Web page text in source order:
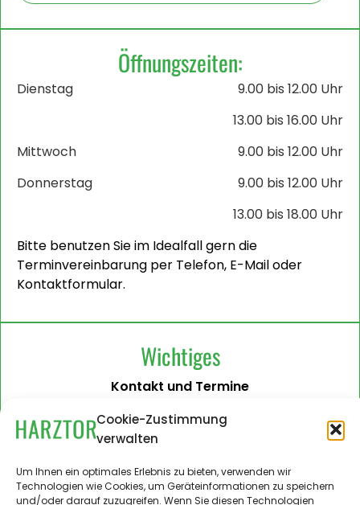
Cookie-Zustimmung
verwalten
Um Ihnen ein optimales Erlebnis zu bieten, verwenden wir
Technologien wie Cookies, um Geräteinformationen zu speichern
und/oder darauf zuzugreifen. Wenn Sie diesen Technologien
Öffnungszeiten:
Dienstag
9.00 bis 12.00 Uhr
13.00 bis 16.00 Uhr
Mittwoch
9.00 bis 12.00 Uhr
Donnerstag
9.00 bis 12.00 Uhr
13.00 bis 18.00 Uhr
Bitte benutzen Sie im Idealfall gern die
Terminvereinbarung per Telefon, E-Mail oder
Kontaktformular.
Wichtiges
Kontakt und Termine
Barrierefreiheit
Impressum
Datenschutzerklärung
Administration